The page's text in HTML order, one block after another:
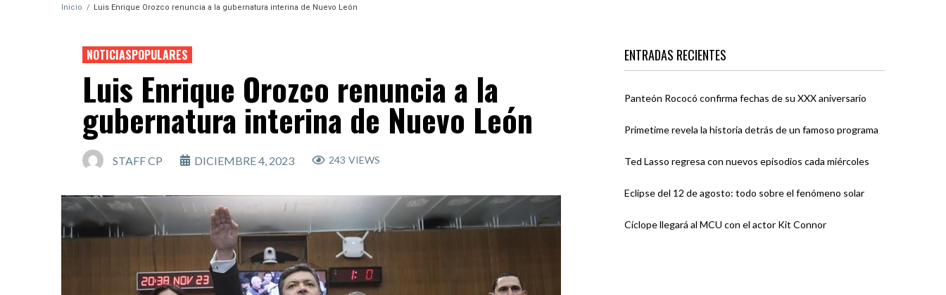
Inicio / Luis Enrique Orozco renuncia a la gubernatura interina de Nuevo León
NOTICIASPOPULARES
Luis Enrique Orozco renuncia a la
gubernatura interina de Nuevo León
STAFF CP DICIEMBRE 4, 2023 243 VIEWS
ENTRADAS RECIENTES
Panteón Rococó confirma fechas de su XXX aniversario
Primetime revela la historia detrás de un famoso programa
Ted Lasso regresa con nuevos episodios cada miércoles
Eclipse del 12 de agosto: todo sobre el fenómeno solar
Cíclope llegará al MCU con el actor Kit Connor